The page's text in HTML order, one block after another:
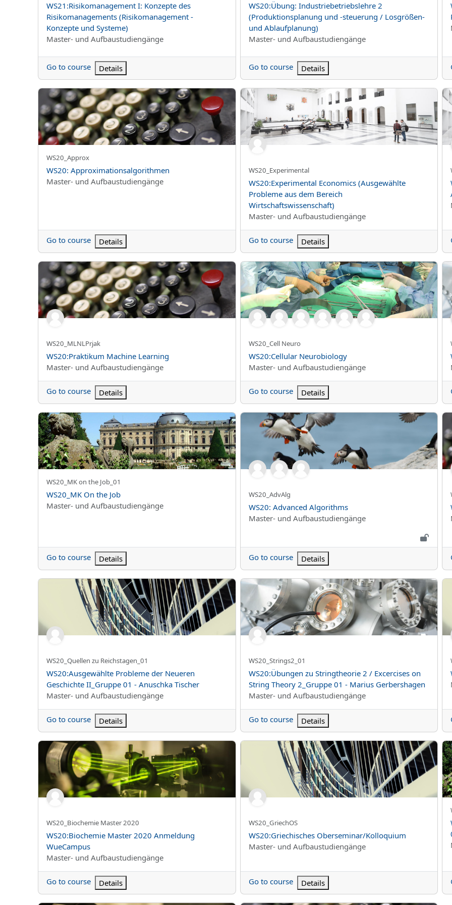
Kurs Adı
WS21:Risikomanagement I: Konzepte des
Risikomanagements (Risikomanagement -
Konzepte und Systeme)
Kurs kategorisi
Master- und Aufbaustudiengänge
Go to course Details
Kurs Adı
WS20:Übung: Industriebetriebslehre 2
(Produktionsplanung und -steuerung / Losgrößen-
und Ablaufplanung)
Kurs kategorisi
Master- und Aufbaustudiengänge
Go to course Details
WS20: Approximationsalgorithmen
Kursun kısa adı
WS20_Approx
Kurs Adı
WS20: Approximationsalgorithmen
Kurs kategorisi
Master- und Aufbaustudiengänge
Go to course Details
WS20:Experimental Economics (Ausgewählte Probleme
Kursun kısa adı
WS20_Experimental
Kurs Adı
WS20:Experimental Economics (Ausgewählte
Probleme aus dem Bereich
Wirtschaftswissenschaft)
Kurs kategorisi
Master- und Aufbaustudiengänge
Go to course Details
WS20:Praktikum Machine Learning
Kursun kısa adı
WS20_MLNLPrjak
Kurs Adı
WS20:Praktikum Machine Learning
Kurs kategorisi
Master- und Aufbaustudiengänge
Go to course Details
WS20:Cellular Neurobiology
Kursun kısa adı
WS20_Cell Neuro
Kurs Adı
WS20:Cellular Neurobiology
Kurs kategorisi
Master- und Aufbaustudiengänge
Go to course Details
WS20_MK On the Job
Kursun kısa adı
WS20_MK on the Job_01
Kurs Adı
WS20_MK On the Job
Kurs kategorisi
Master- und Aufbaustudiengänge
Go to course Details
WS20: Advanced Algorithms
Kursun kısa adı
WS20_AdvAlg
Kurs Adı
WS20: Advanced Algorithms
Kurs kategorisi
Master- und Aufbaustudiengänge
Go to course Details
WS20:Ausgewählte Probleme der Neueren Geschichte II_Gruppe 01 - Anuschka Tischer
Kursun kısa adı
WS20_Quellen zu Reichstagen_01
Kurs Adı
WS20:Ausgewählte Probleme der Neueren
Geschichte II_Gruppe 01 - Anuschka Tischer
Kurs kategorisi
Master- und Aufbaustudiengänge
Go to course Details
WS20:Übungen zu Stringtheorie 2 / Excercises on String
Kursun kısa adı
WS20_Strings2_01
Kurs Adı
WS20:Übungen zu Stringtheorie 2 / Excercises on
String Theory 2_Gruppe 01 - Marius Gerbershagen
Kurs kategorisi
Master- und Aufbaustudiengänge
Go to course Details
WS20:Biochemie Master 2020 Anmeldung WueCampus
Kursun kısa adı
WS20_Biochemie Master 2020
Kurs Adı
WS20:Biochemie Master 2020 Anmeldung
WueCampus
Kurs kategorisi
Master- und Aufbaustudiengänge
Go to course Details
WS20:Griechisches Oberseminar/Kolloquium
Kursun kısa adı
WS20_GriechOS
Kurs Adı
WS20:Griechisches Oberseminar/Kolloquium
Kurs kategorisi
Master- und Aufbaustudiengänge
Go to course Details